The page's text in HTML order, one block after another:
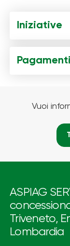
Iniziative
Pagamenti
Vuoi
ASPIAG
Triveneto,
Lombardia